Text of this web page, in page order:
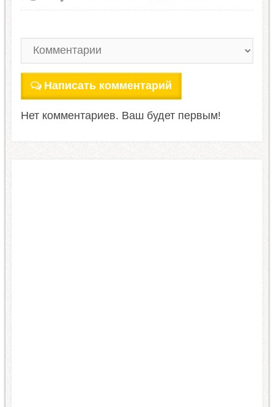
Написать комментарий
Нет комментариев. Ваш будет первым!